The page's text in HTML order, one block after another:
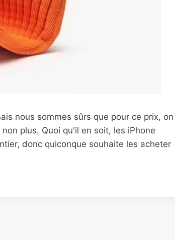
nous sommes sûrs que pour ce prix, on
plus. Quoi qu'il en soit, les iPhone
donc quiconque souhaite les acheter